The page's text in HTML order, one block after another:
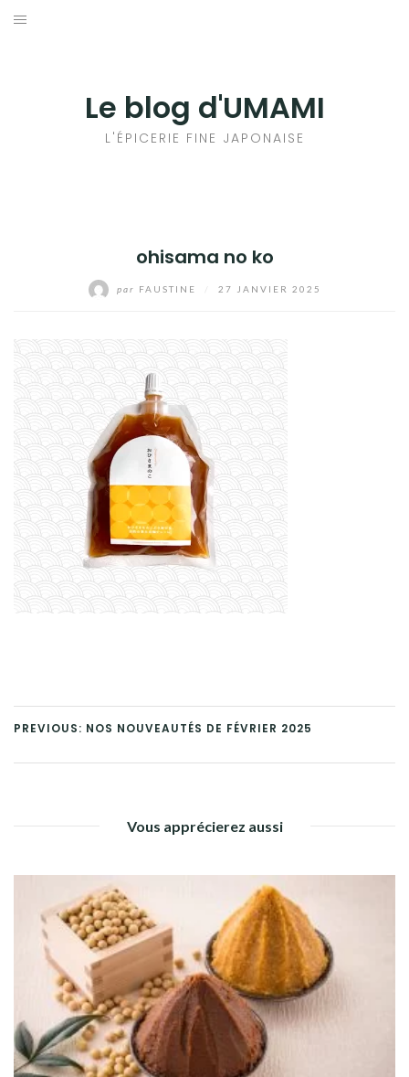
Aller
Le blog d'UMAMI
L'ÉPICERIE FINE JAPONAISE
ohisama no ko
par FAUSTINE 27 JANVIER 2025
PREVIOUS: NOS NOUVEAUTÉS DE FÉVRIER 2025
Vous apprécierez aussi